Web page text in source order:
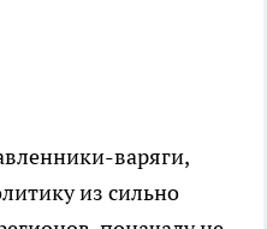
варяги,
из сильно